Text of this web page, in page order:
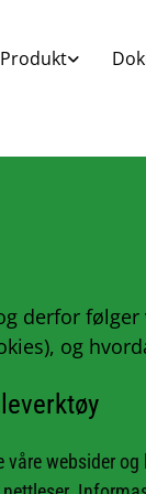
Produkt
derfor
og
websider